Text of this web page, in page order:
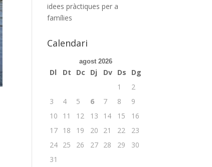
idees pràctiques per a
famílies
Calendari
agost 2026
Dl Dt Dc Dj Dv Ds
Dg
1
2
3
4 5 6 7 8
9
10
11 12 13 14 15
16
17 18 19 20 21 22
23
24 25 26 27 28 29
30
31